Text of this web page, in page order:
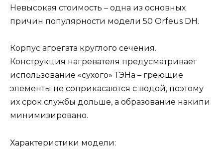
Невысокая стоимость – одна из основных
причин популярности модели 50 Orfeus DH.
Корпус агрегата круглого сечения.
Конструкция нагревателя предусматривает
использование «сухого» ТЭНа – греющие
элементы не соприкасаются с водой, поэтому
их срок службы дольше, а образование накипи
минимизировано.
Характеристики модели: